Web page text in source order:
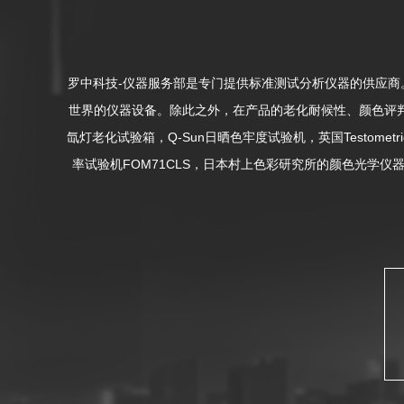
罗中科技-仪器服务部是专门提供标准测试分析仪器的供应
世界的仪器设备。除此之外，在产品的老化耐候性、颜色
氙灯老化试验箱，Q-Sun日晒色牢度试验机，英国
率试验机FOM71CLS，日本村上色彩研究所的颜色光学仪